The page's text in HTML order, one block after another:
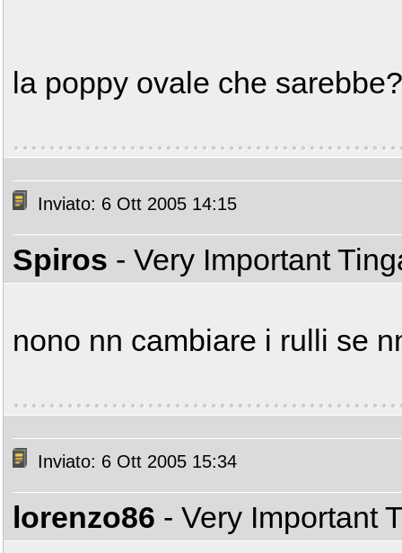
la poppy ovale che sarebbe?
Inviato: 6 Ott 2005 14:15
Spiros - Very Important
nono nn cambiare i rulli se
Inviato: 6 Ott 2005 15:34
lorenzo86 - Very Important